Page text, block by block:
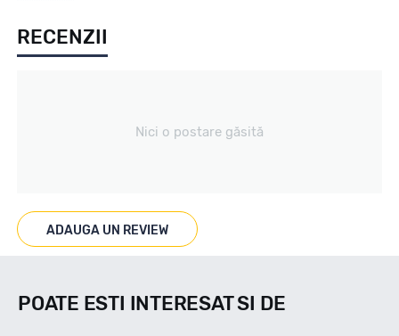
Vara
Marcaje
RECENZII
Nici o postare găsită
ADAUGA UN REVIEW
POATE ESTI INTERESAT SI DE